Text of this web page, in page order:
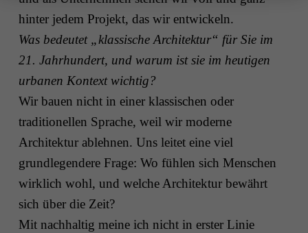
hinter jedem Projekt, das wir entwickeln.
Was bedeutet „klassische Architektur“ für Sie im
21. Jahrhundert, und warum ist sie im heutigen
urbanen Kontext wichtig?
Wir bauen nicht in einer klassischen oder
traditionellen Sprache, weil wir moderne
Architektur ablehnen. Uns leitet eine viel
grundlegendere Frage: Wo fühlen sich Menschen
wirklich wohl, und welche Architektur bewährt
sich über die Zeit?
Mit nachhaltig meine ich nicht in erster Linie